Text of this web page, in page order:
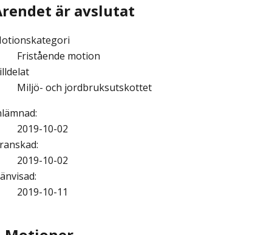
är avslutat
Fristående motion
Miljö- och jordbruksutskottet
:
2019-10-02
:
2019-10-02
:
2019-10-11